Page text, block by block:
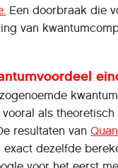
Een doorbraak die
van
als
resultaten van
dezelfde